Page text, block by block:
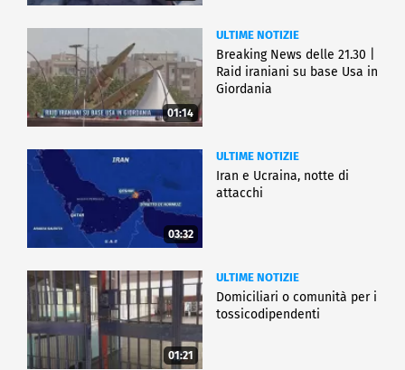
01:14
ULTIME NOTIZIE
Breaking News delle 21.30 |
Raid iraniani su base Usa in
Giordania
03:32
ULTIME NOTIZIE
Iran e Ucraina, notte di
attacchi
01:21
ULTIME NOTIZIE
Domiciliari o comunità per i
tossicodipendenti